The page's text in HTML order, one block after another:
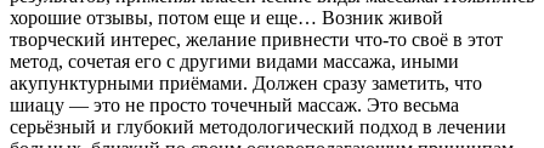
хорошие отзывы, потом еще и еще… Возник живой
творческий интерес, желание привнести что-то своё в этот
метод, сочетая его с другими видами массажа, иными
акупунктурными приёмами. Должен сразу заметить, что
шиацу — это не просто точечный массаж. Это весьма
серьёзный и глубокий методологический подход в лечении